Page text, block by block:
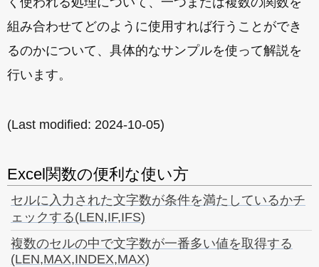
組み合わせてどのように使用すれば行うことができ
るのかについて、具体的なサンプルを使って解説を
行います。
(Last modified: 2024-10-05)
Excel関数の便利な使い方
セルに入力された文字数が条件を満たしているかチ
ェックする(LEN,IF,IFS)
複数のセルの中で文字数が一番多い値を取得する
(LEN,MAX,INDEX,MAX)